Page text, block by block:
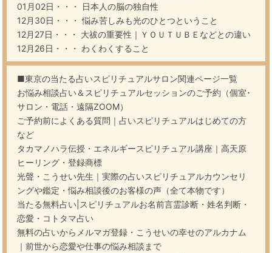
01月02日・・・
日本人の脳の独自性
12月30日・・・ 悩み苦しみも光のひとつということ
12月27日・・・ 大祓の重要性｜ＹＯＵＴＵＢＥなどとの違い
12月26日・・・ わくわくすること
■東京の当たる占いスピリチュアルサロン関連ページ一覧
お悩み相談占い＆スピリチュアルセッションのご予約（個室･
サロン・電話・遠隔ZOOM）
ご予約前によくある質問｜占いスピリチュアルはじめての方
など
タカマノハラ伝授・エネルギースピリチュアル講座｜高天原
ヒーリング・登録商標
光聲・こうせい先生｜実際の占いスピリチュアルカウンセリ
ングや鑑定・悩み相談後のお客様の声（全て本物です）
当たる無料占い|スピリチュアルお名前言霊診断・姓名判断・
恋愛・コトタマ占い
無料の占いからメルマガ登録・こうせいの幸せのアルカナム
｜前世から恋愛や仕事の悩み相談まで